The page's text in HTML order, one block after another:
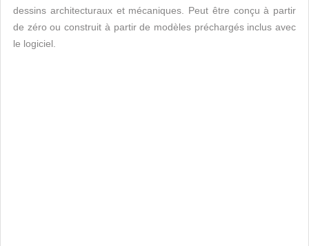
dessins architecturaux et mécaniques. Peut être conçu à partir
de zéro ou construit à partir de modèles préchargés inclus avec
le logiciel.